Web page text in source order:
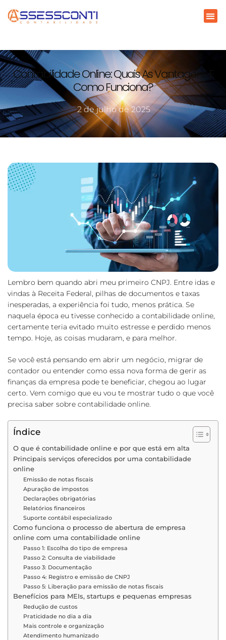
Contabilidade Online: Quais As Vantagens E
Como Funciona?
2 de julho de 2025
Lembro bem quando abri meu primeiro CNPJ. Entre idas e
vindas à Receita Federal, pilhas de documentos e taxas
inesperadas, a experiência foi tudo, menos prática. Se
naquela época eu tivesse conhecido a contabilidade online,
certamente teria evitado muito estresse e perdido menos
tempo. Hoje, as coisas mudaram, e para melhor.
Se você está pensando em abrir um negócio, migrar de
contador ou entender como essa nova forma de gerir as
finanças da empresa pode te beneficiar, chegou ao lugar
certo. Vem comigo que eu vou te mostrar tudo o que você
precisa saber sobre contabilidade online.
Índice
O que é contabilidade online e por que está em alta
Principais serviços oferecidos por uma contabilidade
online
Emissão de notas fiscais
Apuração de impostos
Declarações obrigatórias
Relatórios financeiros
Suporte contábil especializado
Como funciona o processo de abertura de empresa
online com uma contabilidade online
Passo 1: Escolha do tipo de empresa
Passo 2: Consulta de viabilidade
Passo 3: Documentação
Passo 4: Registro e emissão de CNPJ
Passo 5: Liberação para emissão de notas fiscais
Benefícios para MEIs, startups e pequenas empresas
Redução de custos
Praticidade no dia a dia
Mais controle e organização
Atendimento humanizado